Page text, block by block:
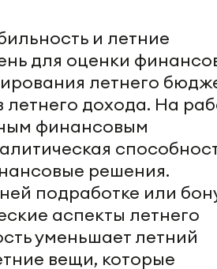
и летние
для оценки
летнего
дохода. На
финансовым
решения.
подработке или
аспекты летнего
уменьшает летний
вещи, которые